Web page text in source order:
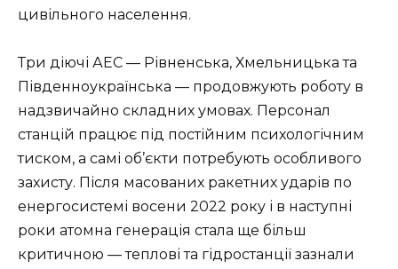
цивільного населення.
Три діючі АЕС — Рівненська, Хмельницька та
Південноукраїнська — продовжують роботу в
надзвичайно складних умовах. Персонал
станцій працює під постійним психологічним
тиском, а самі об’єкти потребують особливого
захисту. Після масованих ракетних ударів по
енергосистемі восени 2022 року і в наступні
роки атомна генерація стала ще більш
критичною — теплові та гідростанції зазнали